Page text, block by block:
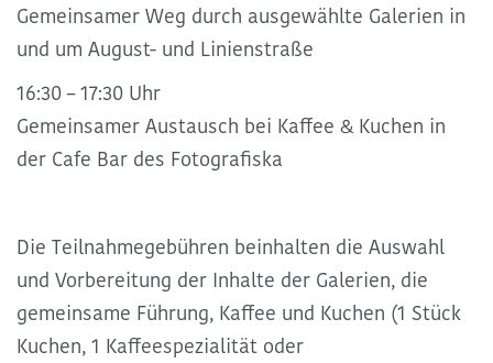
Gemeinsamer Weg durch ausgewählte Galerien in
und um August- und Linienstraße
16:30 – 17:30 Uhr
Gemeinsamer Austausch bei Kaffee & Kuchen in
der Cafe Bar des Fotografiska
Die Teilnahmegebühren beinhalten die Auswahl
und Vorbereitung der Inhalte der Galerien, die
gemeinsame Führung, Kaffee und Kuchen (1 Stück
Kuchen, 1 Kaffeespezialität oder